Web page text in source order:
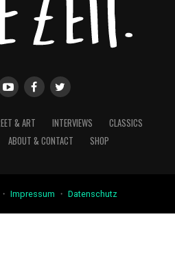
& ART INTERVIEWS
CLASSICS
ABOUT & CONTACT SHOP
Impressum ・ Datenschutz